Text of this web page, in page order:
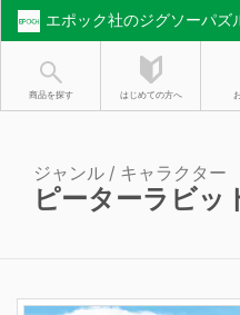
エポック社のジグソーパズ
商品を探す はじめての方へ
ジャンル / キャラクター
ピーターラビッ